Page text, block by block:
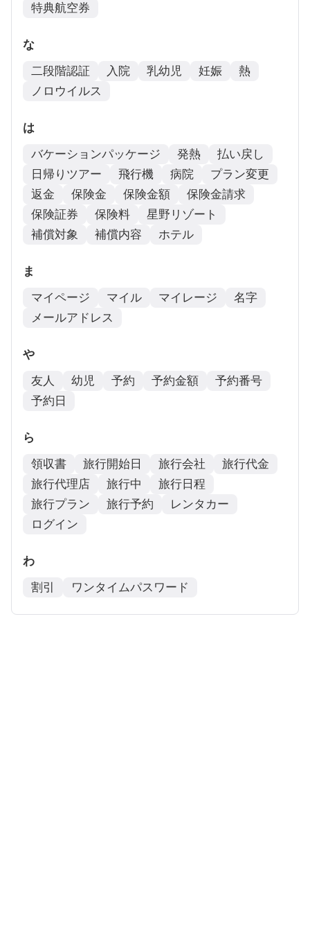
特典航空券
な
二段階認証
入院 乳幼児 妊娠
熱
ノロウイルス
は
バケーションパッケージ
発熱
払い戻し
日帰りツアー
飛行機 病院
プラン変更
返金
保険金 保険金額
保険金請求
保険証券
保険料
星野リゾート
補償対象
補償内容 ホテル
ま
マイページ
マイル マイレージ
名字
メールアドレス
や
友人
幼児 予約 予約金額
予約番号
予約日
ら
領収書
旅行開始日 旅行会社
旅行代金
旅行代理店
旅行中
旅行日程
旅行プラン
旅行予約
レンタカー
ログイン
わ
割引
ワンタイムパスワード